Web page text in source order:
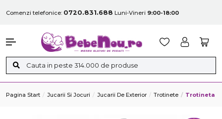
Comenzi telefonice: 0720.831.688 Luni-Vineri 9:00-18:00
Pagina Start Jucarii Si Jocuri Jucarii De Exterior Trotinete Trotineta